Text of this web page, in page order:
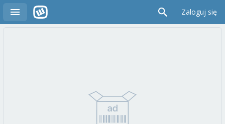
Zaloguj się